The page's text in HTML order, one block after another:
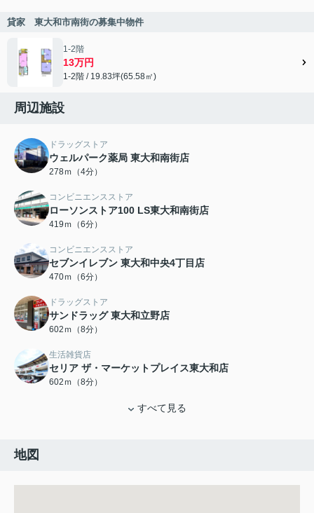
貸家 東大和市南街の募集中物件
1-2階
13万円
1-2階 / 19.83坪(65.58㎡)
周辺施設
ドラッグストア
ウェルパーク薬局 東大和南街店
278ｍ（4分）
コンビニエンスストア
ローソンストア100 LS東大和南街店
419ｍ（6分）
コンビニエンスストア
セブンイレブン 東大和中央4丁目店
470ｍ（6分）
ドラッグストア
サンドラッグ 東大和立野店
602ｍ（8分）
生活雑貨店
セリア ザ・マーケットプレイス東大和店
602ｍ（8分）
すべて見る
地図